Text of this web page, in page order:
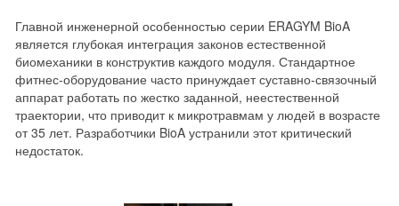
Главной инженерной особенностью серии ERAGYM BioA
является глубокая интеграция законов естественной
биомеханики в конструктив каждого модуля. Стандартное
фитнес-оборудование часто принуждает суставно-связочный
аппарат работать по жестко заданной, неестественной
траектории, что приводит к микротравмам у людей в возрасте
от 35 лет. Разработчики BioA устранили этот критический
недостаток.